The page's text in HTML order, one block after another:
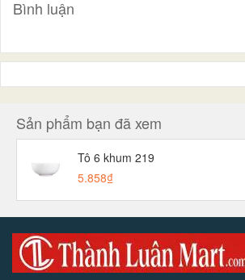
Bình luận
Sản phẩm bạn đã xem
Tô 6 khum 219
5.858₫